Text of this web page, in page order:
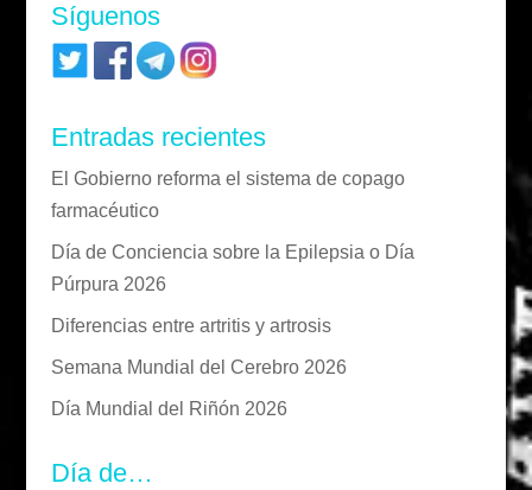
Síguenos
Entradas recientes
El Gobierno reforma el sistema de copago
farmacéutico
Día de Conciencia sobre la Epilepsia o Día
Púrpura 2026
Diferencias entre artritis y artrosis
Semana Mundial del Cerebro 2026
Día Mundial del Riñón 2026
Día de…